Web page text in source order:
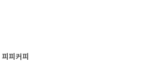
피피커피